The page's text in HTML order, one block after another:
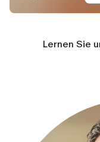
Lernen Sie